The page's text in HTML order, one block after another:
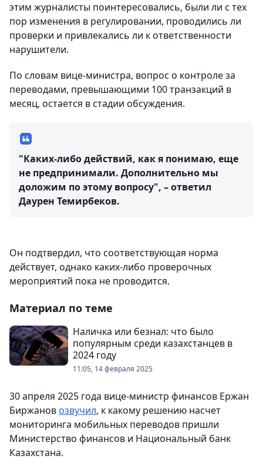
этим журналисты поинтересовались, были ли с тех
пор изменения в регулировании, проводились ли
проверки и привлекались ли к ответственности
нарушители.
По словам вице-министра, вопрос о контроле за
переводами, превышающими 100 транзакций в
месяц, остается в стадии обсуждения.
"Каких-либо действий, как я понимаю, еще
не предпринимали. Дополнительно мы
доложим по этому вопросу", – ответил
Даурен Темирбеков.
Он подтвердил, что соответствующая норма
действует, однако каких-либо проверочных
мероприятий пока не проводится.
Материал по теме
Наличка или безнал: что было
популярным среди казахстанцев в
2024 году
11:05, 14 февраля 2025
30 апреля 2025 года вице-министр финансов Ержан
Биржанов озвучил, к какому решению насчет
мониторинга мобильных переводов пришли
Министерство финансов и Национальный банк
Казахстана.